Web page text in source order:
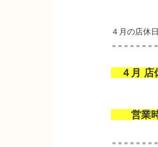
４月の店休
＝＝＝＝＝＝＝
４月 店
営業
＝＝＝＝＝＝＝